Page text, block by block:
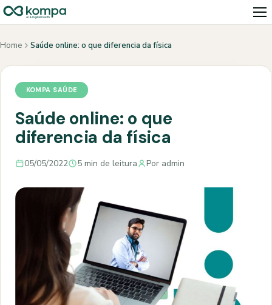
Home Saúde online: o que diferencia da física
KOMPA SAÚDE
Saúde online: o que
diferencia da física
05/05/2022 5 min de leitura Por admin